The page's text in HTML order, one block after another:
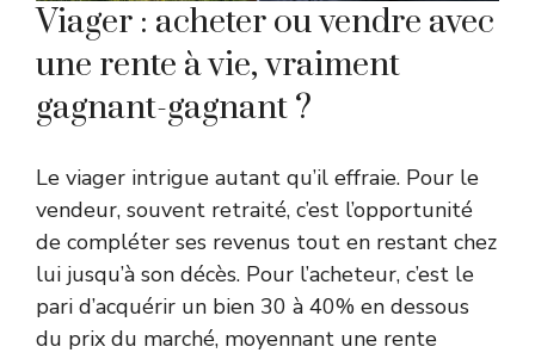
Viager : acheter ou vendre avec
une rente à vie, vraiment
gagnant-gagnant ?
Le viager intrigue autant qu’il effraie. Pour le
vendeur, souvent retraité, c’est l’opportunité
de compléter ses revenus tout en restant chez
lui jusqu’à son décès. Pour l’acheteur, c’est le
pari d’acquérir un bien 30 à 40% en dessous
du prix du marché, moyennant une rente